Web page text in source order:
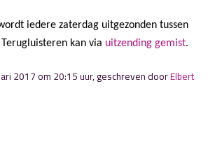
iedere zaterdag uitgezonden tussen
kan via uitzending gemist.
2017 om 20:15 uur, geschreven doorElbert